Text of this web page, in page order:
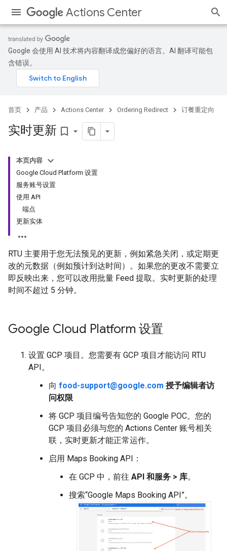
Actions Center
Google 会使用 AI 技术将内容翻译成您偏好的语言。AI 翻译可能包
含错误。
首页 产品 Actions Center Ordering Redirect 订餐重定向
实时更新 bookmark_border
本页内容
Google Cloud Platform 设置
服务账号设置
使用 API
端点
更新实体
RTU 主要用于您无法预见的更新，例如紧急关闭，或定期更
改的元数据（例如预计到达时间）。如果您的更改不需要立
即反映出来，您可以改用批量 Feed 提取。实时更新的处理
时间不超过 5 分钟。
Google Cloud Platform 设置
设置 GCP 项目。您需要有 GCP 项目才能访问 RTU
API。
向 food-support@google.com 授予编辑者访
问权限
将 GCP 项目编号告知您的 Google POC。您的
GCP 项目必须与您的 Actions Center 账号相关
联，实时更新才能正常运作。
启用 Maps Booking API：
在 GCP 中，前往 API 和服务 > 库。
搜索“Google Maps Booking API”。